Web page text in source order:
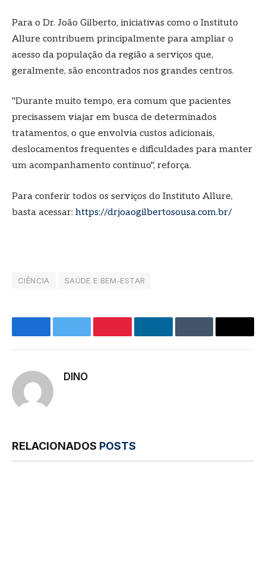
Para o Dr. João Gilberto, iniciativas como o Instituto
Allure contribuem principalmente para ampliar o
acesso da população da região a serviços que,
geralmente, são encontrados nos grandes centros.
"Durante muito tempo, era comum que pacientes
precisassem viajar em busca de determinados
tratamentos, o que envolvia custos adicionais,
deslocamentos frequentes e dificuldades para manter
um acompanhamento contínuo", reforça.
Para conferir todos os serviços do Instituto Allure,
basta acessar: https://drjoaogilbertosousa.com.br/
CIÊNCIA SAÚDE E BEM-ESTAR
FacebookTwitter PinterestLinkedInTumblr E-
DINO
RELACIONADOS POSTS